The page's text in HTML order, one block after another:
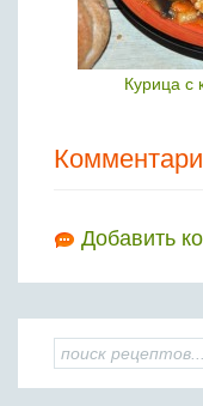
Курица с
Добавить